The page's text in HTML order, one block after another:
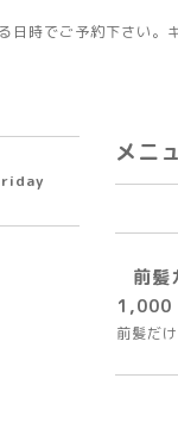
時でご予約下さい
メニ
前髪
1,000
前髪だ